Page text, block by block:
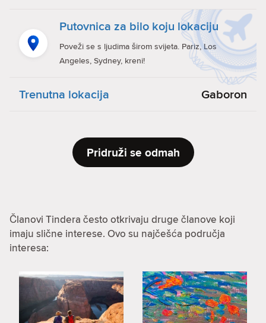
Putovnica za bilo koju lokaciju
Poveži se s ljudima širom svijeta. Pariz, Los
Angeles, Sydney, kreni!
Trenutna lokacija Gaboron
Pridruži se odmah
Članovi Tindera često otkrivaju druge članove koji
imaju slične interese. Ovo su najčešća područja
interesa: